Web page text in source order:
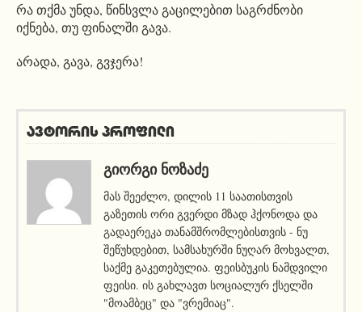
რა თქმა უნდა, წინსვლა გაცილებით საგრძნობი
იქნება, თუ ფინალში გავა.
არადა, გავა, გვჯერა!
ავტორის პროფილი
ᲒᲘᲝᲠᲒᲘ ᲜᲝᲖᲐᲫᲔ
მას შეეძლო, დილის 11 საათისთვის
გაზეთის ორი გვერდი მზად ჰქონოდა და
გადაერეკა თანამშრომლებისთვის - ნუ
შეწუხდებით, სამსახურში ნუღარ მოხვალთ,
საქმე გაკეთებულია. ფეისბუკის ნამდვილი
ფეისი. ის გახლავთ სოციალურ ქსელში
"მოამბეც" და "ვრემიაც".